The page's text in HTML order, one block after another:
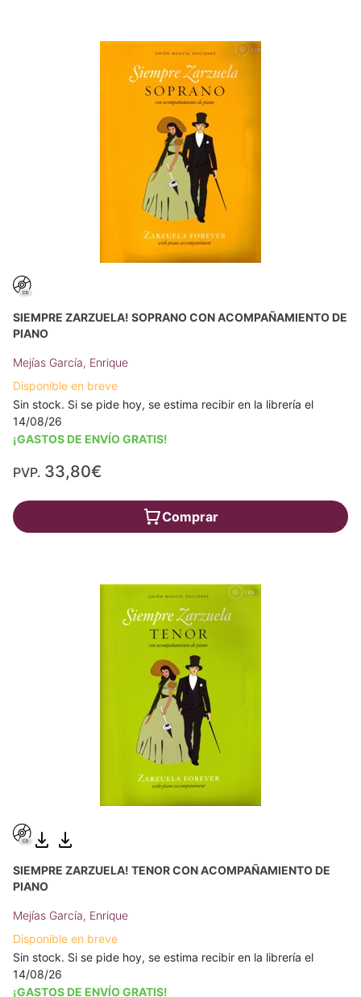
SIEMPRE ZARZUELA! SOPRANO CON ACOMPAÑAMIENTO DE
PIANO
Mejías García, Enrique
Disponible en breve
Sin stock. Si se pide hoy, se estima recibir en la librería el
14/08/26
¡GASTOS DE ENVÍO GRATIS!
PVP. 33,80€
Comprar
SIEMPRE ZARZUELA! TENOR CON ACOMPAÑAMIENTO DE
PIANO
Mejías García, Enrique
Disponible en breve
Sin stock. Si se pide hoy, se estima recibir en la librería el
14/08/26
¡GASTOS DE ENVÍO GRATIS!